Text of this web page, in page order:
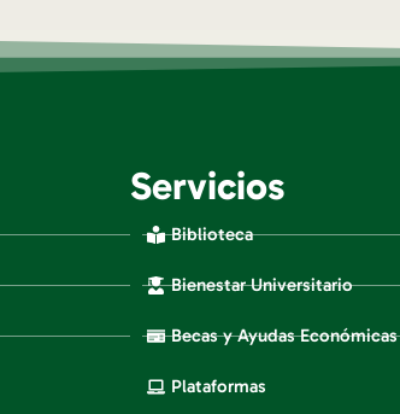
Servicios
Biblioteca
Bienestar Universitario
Becas y Ayudas Económicas
Plataformas